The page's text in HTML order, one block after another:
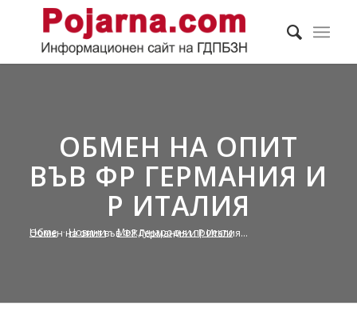
ОБМЕН НА ОПИТ
ВЪВ ФР ГЕРМАНИЯ И
Р ИТАЛИЯ
Home / Новини / Международни проекти /
Обмен на опит във ФР Германия и Р Италия...